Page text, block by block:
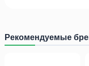
Рекомендуемые